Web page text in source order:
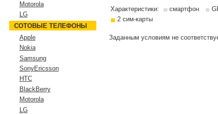
Характеристики:
смартфон
2 сим-карты
Заданным условиям не
Motorola
LG
СОТОВЫЕ ТЕЛЕФОНЫ
Apple
Nokia
Samsung
SonyEricsson
HTC
BlackBerry
Motorola
LG